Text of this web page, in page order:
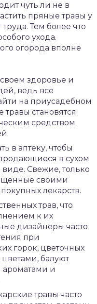
чуть ли не в
пряные травы у
Тем более что
ухода.
огорода вполне
здоровье и
ведь все
на приусадебном
травы становятся
средством
в аптеку, чтобы
в сухом
Свежие, только
своими
лекарств.
трав, что
к их
дизайнеры часто
при
горок, цветочных
балуют
и
травы часто